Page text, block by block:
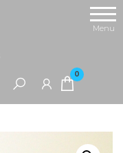
0
Menu